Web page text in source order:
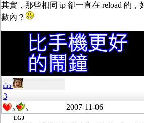
其實，那些相同 ip 卻一直在 reload 的
數內？
eliu
3
0 0 2007-11-06
LGJ